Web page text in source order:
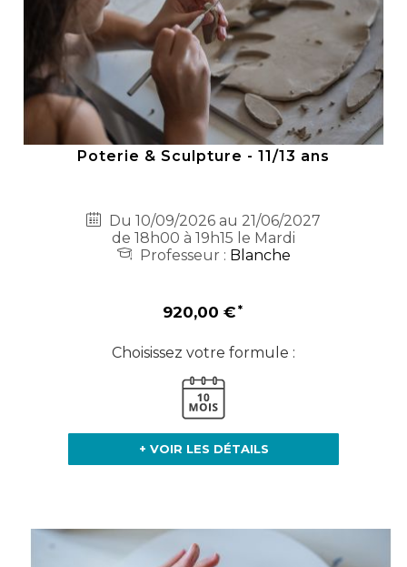
Poterie & Sculpture - 11/13 ans
Du 10/09/2026 au 21/06/2027
de 18h00 à 19h15 le Mardi
Professeur : Blanche
920,00 €
Choisissez votre formule :
+ VOIR LES DÉTAILS